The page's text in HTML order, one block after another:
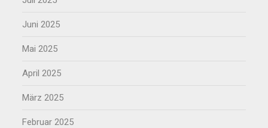
Juni 2025
Mai 2025
April 2025
März 2025
Februar 2025